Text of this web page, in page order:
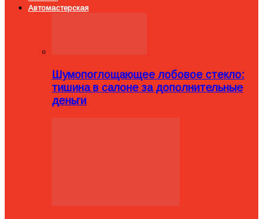
Автомастерская
Шумопоглощающее лобовое стекло:
тишина в салоне за дополнительные
деньги